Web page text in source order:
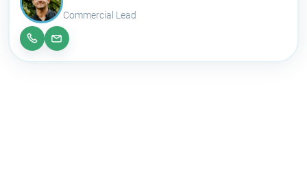
Commercial Lead